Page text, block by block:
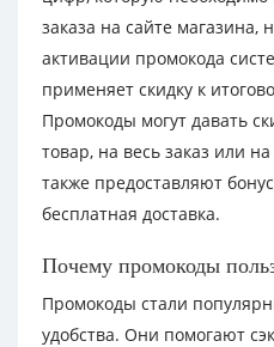
заказа на сайте магазина,
активации промокода
применяет скидку к
Промокоды могут давать
товар, на весь заказ или
также предоставляют
бесплатная доставка.
Почему промокоды
Промокоды стали
удобства. Они помогают